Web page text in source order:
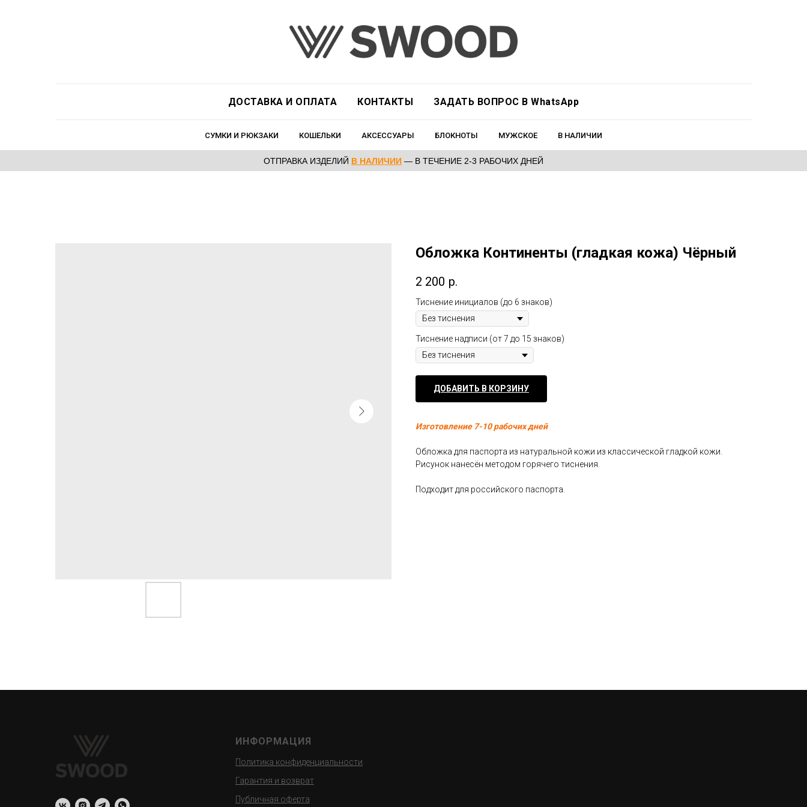
ДОСТАВКА И ОПЛАТА КОНТАКТЫ ЗАДАТЬ ВОПРОС В WhatsApp
СУМКИ И РЮКЗАКИ КОШЕЛЬКИ АКСЕССУАРЫ БЛОКНОТЫ МУЖСКОЕ В НАЛИЧИИ
ОТПРАВКА ИЗДЕЛИЙ В НАЛИЧИИ — В ТЕЧЕНИЕ 2-3 РАБОЧИХ ДНЕЙ
Обложка Континенты (гладкая кожа) Чёрный
2 200 р.
Тиснение инициалов (до 6 знаков)
Тиснение надписи (от 7 до 15 знаков)
ДОБАВИТЬ В КОРЗИНУ
Изготовление 7-10 рабочих дней
Обложка для паспорта из натуральной кожи из классической гладкой кожи.
Рисунок нанесён методом горячего тиснения.
Подходит для российского паспорта.
ИНФОРМАЦИЯ
Политика конфиденциальности
Гарантия и возврат
Публичная оферта